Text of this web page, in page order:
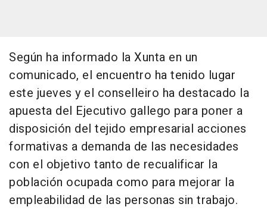
Según ha informado la Xunta en un
comunicado, el encuentro ha tenido lugar
este jueves y el conselleiro ha destacado la
apuesta del Ejecutivo gallego para poner a
disposición del tejido empresarial acciones
formativas a demanda de las necesidades
con el objetivo tanto de recualificar la
población ocupada como para mejorar la
empleabilidad de las personas sin trabajo.